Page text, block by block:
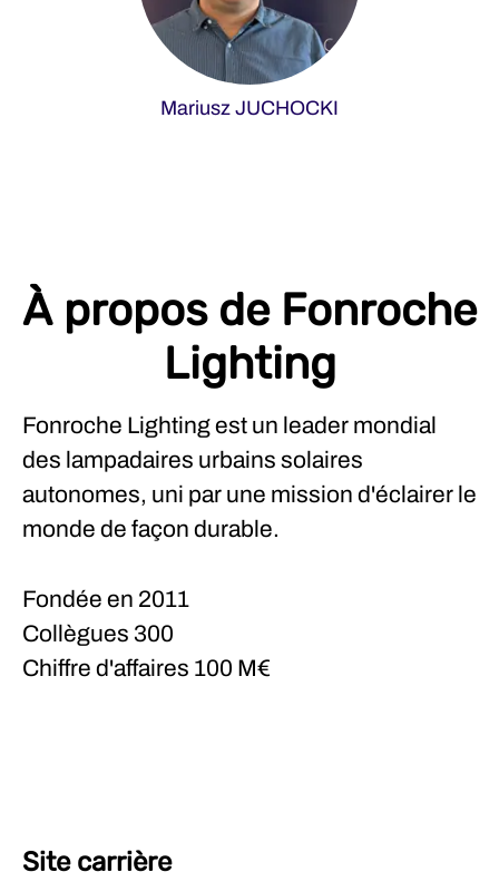
Mariusz JUCHOCKI
À propos de Fonroche
Lighting
Fonroche Lighting est un leader mondial
des lampadaires urbains solaires
autonomes, uni par une mission d'éclairer le
monde de façon durable.
Fondée en 2011
Collègues 300
Chiffre d'affaires 100 M€
Site carrière